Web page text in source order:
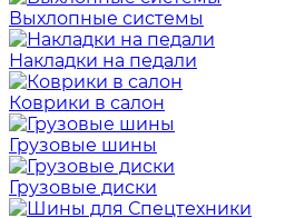
Выхлопные системы
Накладки на педали
Коврики в салон
Грузовые шины
Грузовые диски